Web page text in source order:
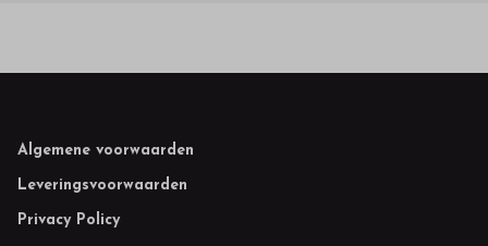
Footer
Algemene voorwaarden
Leveringsvoorwaarden
Privacy Policy